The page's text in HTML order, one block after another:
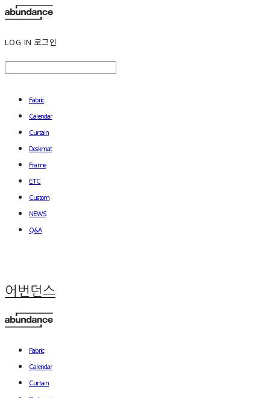
LOG IN 로그인
Fabric
Calendar
Curtain
Deskmat
Frame
ETC
Custom
NEWS
Q&A
어번던스
Fabric
Calendar
Curtain